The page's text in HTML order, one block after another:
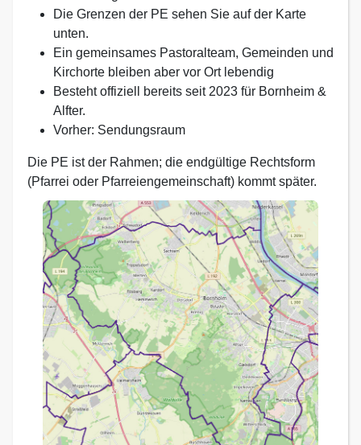
Die Grenzen der PE sehen Sie auf der Karte
unten.
Ein gemeinsames Pastoralteam, Gemeinden und
Kirchorte bleiben aber vor Ort lebendig
Besteht offiziell bereits seit 2023 für Bornheim &
Alfter.
Vorher: Sendungsraum
Die PE ist der Rahmen; die endgültige Rechtsform
(Pfarrei oder Pfarreiengemeinschaft) kommt später.